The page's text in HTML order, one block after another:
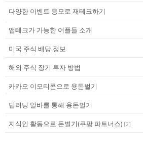
다양한 이벤트 응모로 재테크하기
앱테크가 가능한 어플들 소개
미국 주식 배당 정보
해외 주식 장기 투자 방법
카카오 이모티콘으로 용돈벌기
딥러닝 알바를 통해 용돈벌기
지식인 활동으로 돈벌기(쿠팡 파트너스) [2]